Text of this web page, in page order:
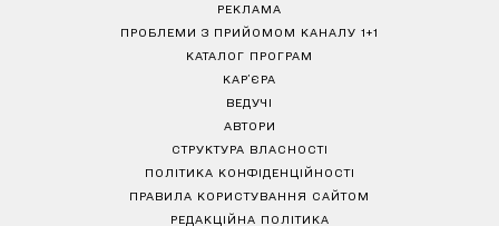
РЕКЛАМА
ПРОБЛЕМИ З ПРИЙОМОМ КАНАЛУ 1+1
КАТАЛОГ ПРОГРАМ
КАР’ЄРА
ВЕДУЧІ
АВТОРИ
СТРУКТУРА ВЛАСНОСТІ
ПОЛІТИКА КОНФІДЕНЦІЙНОСТІ
ПРАВИЛА КОРИСТУВАННЯ САЙТОМ
РЕДАКЦІЙНА ПОЛІТИКА